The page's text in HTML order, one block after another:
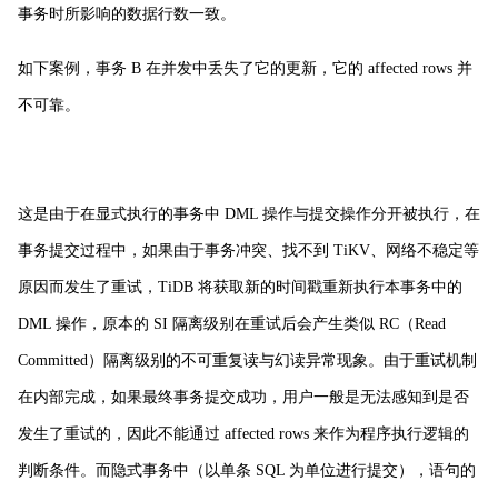
事务时所影响的数据行数一致。
如下案例，事务 B 在并发中丢失了它的更新，它的 affected rows 并
不可靠。
这是由于在显式执行的事务中 DML 操作与提交操作分开被执行，在
事务提交过程中，如果由于事务冲突、找不到 TiKV、网络不稳定等
原因而发生了重试，TiDB 将获取新的时间戳重新执行本事务中的
DML 操作，原本的 SI 隔离级别在重试后会产生类似 RC（Read
Committed）隔离级别的不可重复读与幻读异常现象。由于重试机制
在内部完成，如果最终事务提交成功，用户一般是无法感知到是否
发生了重试的，因此不能通过 affected rows 来作为程序执行逻辑的
判断条件。而隐式事务中（以单条 SQL 为单位进行提交），语句的